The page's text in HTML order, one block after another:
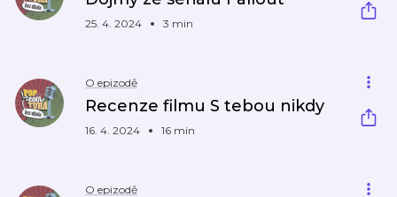
25. 4. 2024 3 min
O epizodě
Recenze filmu S tebou nikdy
16. 4. 2024 16 min
O epizodě